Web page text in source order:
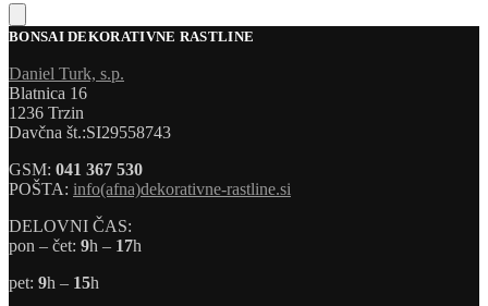
BONSAI DEKORATIVNE RASTLINE
Daniel Turk, s.p.
Blatnica 16
1236 Trzin
Davčna št.:SI29558743
GSM: 041 367 530
POŠTA: info(afna)dekorativne-rastline.si
DELOVNI ČAS:
pon – čet: 9h – 17h
pet: 9h – 15h